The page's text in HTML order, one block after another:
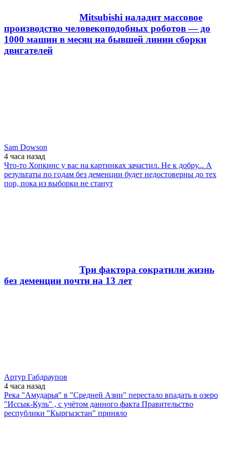
Mitsubishi наладит массовое
производство человекоподобных роботов — до
1000 машин в месяц на бывшей линии сборки
двигателей
Sam Dowson
4 часа назад
Что-то Хопкинс у вас на картинках зачастил. Не к добру... А
результаты по годам без деменции будет недостоверны до тех
пор, пока из выборки не станут
Три фактора сократили жизнь
без деменции почти на 13 лет
Артур Габдраупов
4 часа назад
Река "Амударья" в "Средней Азии" перестало впадать в озеро
"Иссык-Куль" , с учётом данного факта Правительство
республики "Кыргызстан" приняло